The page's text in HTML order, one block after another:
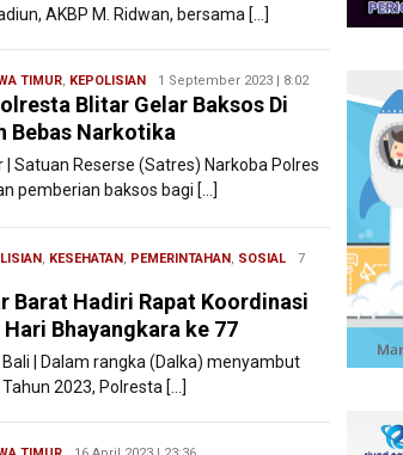
AKBP M. Ridwan, bersama […]
TIMUR, KEPOLISIAN Redaksi
Filesatu
1 September 2023 | 8:02
Blitar Gelar Baksos Di
Bebas Narkotika
| Satuan Reserse (Satres) Narkoba Polres
pemberian baksos bagi […]
, KESEHATAN, PEMERINTAHAN, SOSIAL Redaksi
7
Barat Hadiri Rapat Koordinasi
Bhayangkara ke 77
| Dalam rangka (Dalka) menyambut
2023, Polresta […]